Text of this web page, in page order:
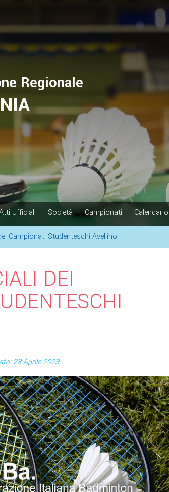
Regionale
Ufficiali Società Campionati Calendario
Campionati Studenteschi Avellino.
DEI
28 Aprile 2023